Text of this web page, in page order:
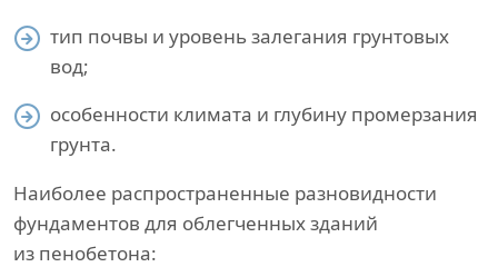
тип почвы и уровень залегания грунтовых
вод;
особенности климата и глубину промерзания
грунта.
Наиболее распространенные разновидности
фундаментов для облегченных зданий
из пенобетона: